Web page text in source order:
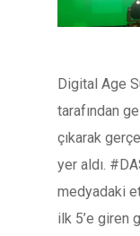
Digital Age
tarafından
çıkarak
yer aldı.
medyadaki
ilk 5’e giren